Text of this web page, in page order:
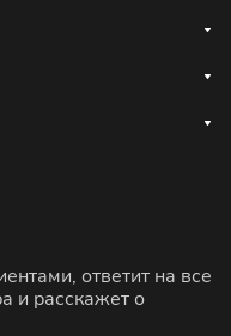
ответит на все
и расскажет о